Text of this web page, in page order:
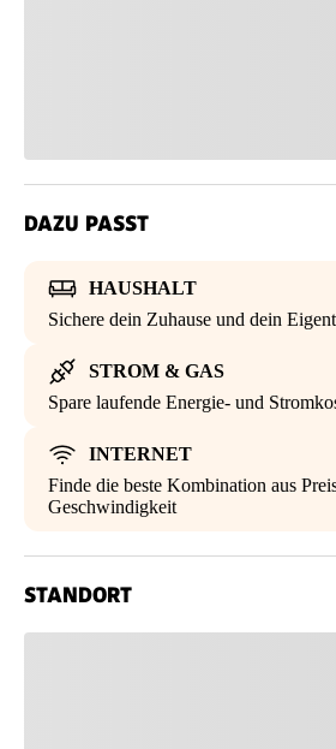
DAZU PASST
HAUSHALT
Sichere dein Zuhause und dein
STROM & GAS
Spare laufende Energie- und
INTERNET
Finde die beste Kombination aus
Geschwindigkeit
STANDORT